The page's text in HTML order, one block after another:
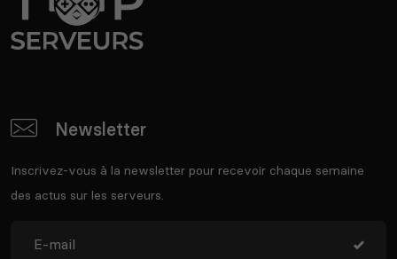
Newsletter
Inscrivez-vous à la newsletter pour recevoir chaque semaine
des actus sur les serveurs.